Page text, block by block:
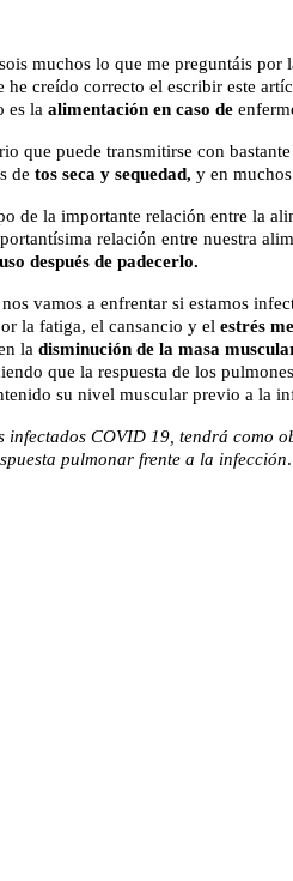
muchos lo que me preguntáis por
creído correcto el escribir este
es la alimentación en caso de
que puede transmitirse con
de tos seca y sequedad, y en
de la importante relación entre la
relación entre nuestra
después de padecerlo.
vamos a enfrentar si estamos
la fatiga, el cansancio y el estrés
la disminución de la masa
que la respuesta de los
su nivel muscular previo a la
infectados COVID 19, tendrá como
pulmonar frente a la infección.